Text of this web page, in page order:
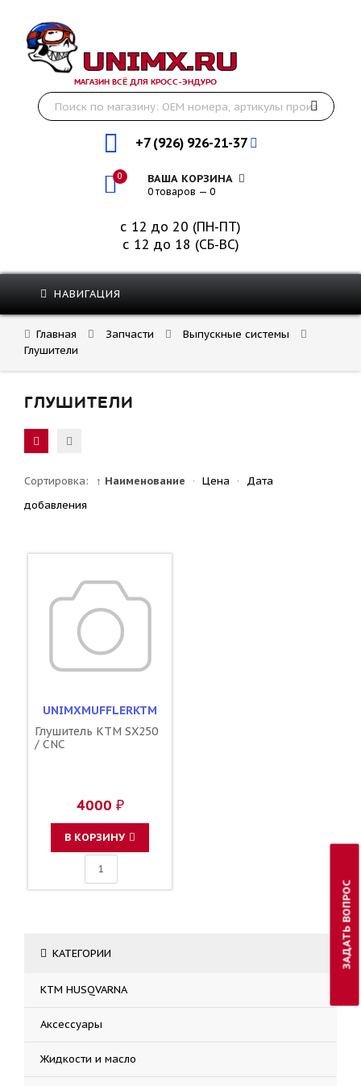
МАГАЗИН ВСЁ ДЛЯ КРОСС-ЭНДУРО
+7 (926) 926-21-37
0 ВАША КОРЗИНА
0 товаров — 0
с 12 до 20 (ПН-ПТ)
с 12 до 18 (СБ-ВС)
НАВИГАЦИЯ
Главная Запчасти
Выпускные системы
Глушители
ГЛУШИТЕЛИ
Сортировка: ↑ Наименование · Цена ·
Дата
добавления
UNIMXMUFFLERKTM
Глушитель KTM SX250
/ CNC
4000 ₽
В КОРЗИНУ
КАТЕГОРИИ
KTM HUSQVARNA
Аксессуары
Жидкости и масло
ЗАДАТЬ ВОПРОС